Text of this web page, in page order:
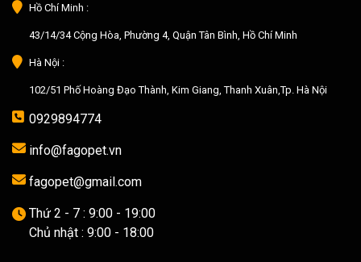
Hồ Chí Minh :
43/14/34 Cộng Hòa, Phường 4, Quận Tân Bình, Hồ Chí Minh
Hà Nội :
102/51 Phố Hoàng Đạo Thành, Kim Giang, Thanh Xuân,Tp. Hà Nội
0929894774
info@fagopet.vn
fagopet@gmail.com
Thứ 2 - 7 : 9:00 - 19:00
Chủ nhật : 9:00 - 18:00